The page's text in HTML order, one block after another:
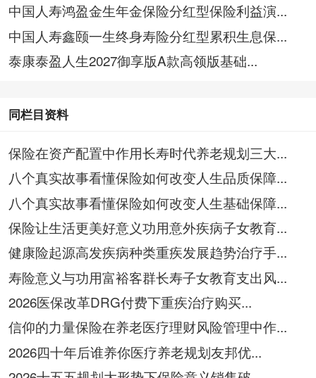
中国人寿鸿盈金生年金保险分红型保险利益演...
中国人寿鑫颐一生终身寿险分红型累积生息保...
泰康泰盈人生2027御享版A款高领版基础...
同栏目资料
保险在资产配置中作用长寿时代养老规划三大...
八个真实故事看懂保险如何改变人生品质保障...
八个真实故事看懂保险如何改变人生基础保障...
保险让生活更美好意义功用意外疾病子女教育...
健康险起源高发疾病种类重疾发展趋势治疗手...
寿险意义与功用富裕客群长寿子女教育支出风...
2026医保改革DRG付费下重疾治疗购买...
信仰的力量保险在养老医疗理财风险管理中作...
2026四十年后谁养你医疗养老规划友邦优...